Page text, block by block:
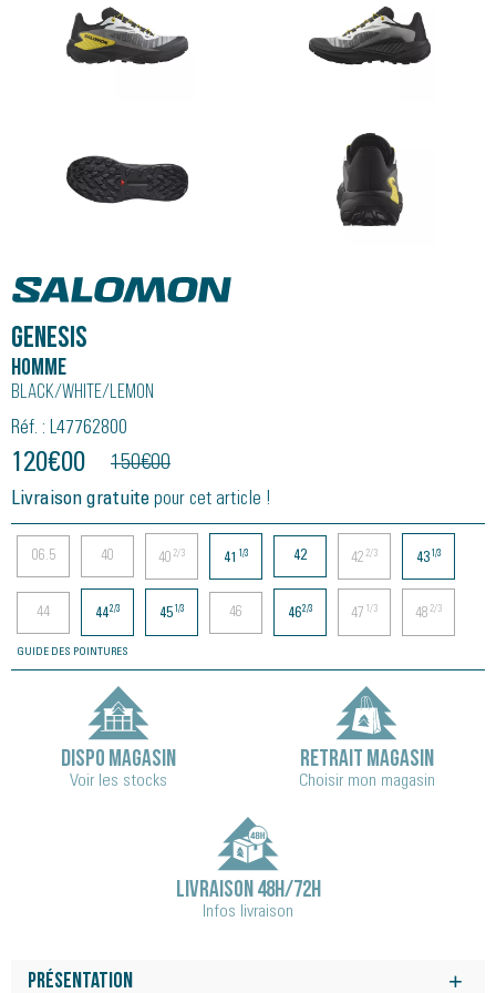
Salomon
GENESIS
Homme
Black/white/lemon
Réf. : L47762800
120€00 150€00
Livraison gratuite pour cet article !
06.5 40 402/3 41 1/3 42 422/3 43 1/3
44 442/3 45 1/3 46 462/3 47 1/3 482/3
GUIDE DES POINTURES
DISPO MAGASIN
Voir les stocks
RETRAIT MAGASIN
Choisir mon magasin
LIVRAISON 48H/72H
Infos livraison
Présentation